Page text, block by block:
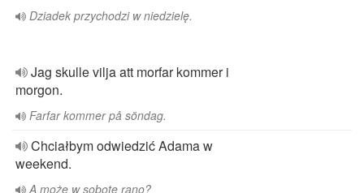
Dziadek przychodzi w niedzielę.
Jag skulle vilja att morfar kommer i
morgon.
Farfar kommer på söndag.
Chciałbym odwiedzić Adama w
weekend.
A może w sobotę rano?